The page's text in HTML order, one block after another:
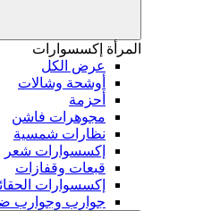
المرأة إكسسوارات
عرض الكل
أوشحة وشالات
أحزمة
مجوهرات فاشن
نظارات شمسية
إكسسوارات شعر
قبعات وقفازات
إكسسوارات
جوارب وجوارب